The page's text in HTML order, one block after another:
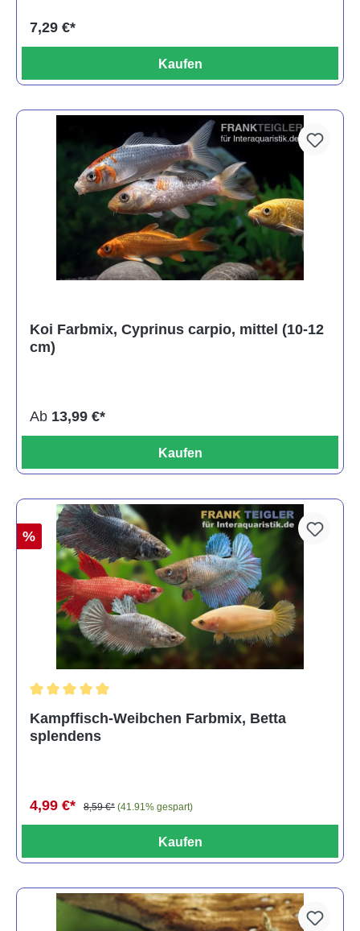
7,29 €*
Kaufen
Koi Farbmix, Cyprinus carpio, mittel (10-12
cm)
Ab 13,99 €*
Kaufen
%
Kampffisch-Weibchen Farbmix, Betta
splendens
4,99 €* 8,59 €* (41.91% gespart)
Kaufen